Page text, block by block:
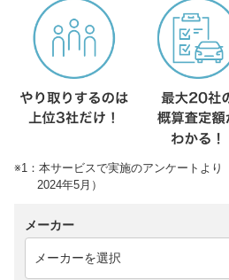
※1：本サービスで実施のアンケートより
2024年5月）
メーカー